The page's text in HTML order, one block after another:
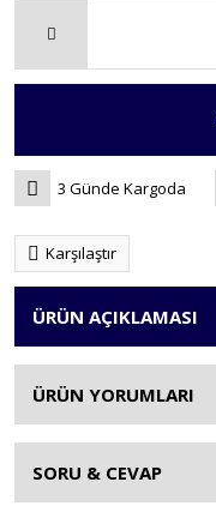
3 Günde Kargoda
Karşılaştır
ÜRÜN AÇIKLAMASI
ÜRÜN YORUMLARI
SORU & CEVAP